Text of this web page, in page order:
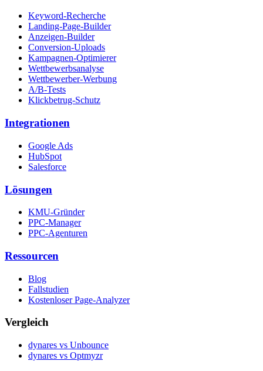
Keyword-Recherche
Landing-Page-Builder
Anzeigen-Builder
Conversion-Uploads
Kampagnen-Optimierer
Wettbewerbsanalyse
Wettbewerber-Werbung
A/B-Tests
Klickbetrug-Schutz
Integrationen
Google Ads
HubSpot
Salesforce
Lösungen
KMU-Gründer
PPC-Manager
PPC-Agenturen
Ressourcen
Blog
Fallstudien
Kostenloser Page-Analyzer
Vergleich
dynares vs Unbounce
dynares vs Optmyzr